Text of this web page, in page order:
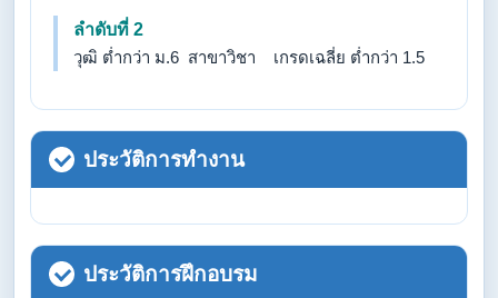
ลำดับที่ 2
วุฒิ ต่ำกว่า ม.6 สาขาวิชา เกรดเฉลี่ย ต่ำกว่า 1.5
ประวัติการทำงาน
ประวัติการฝึกอบรม